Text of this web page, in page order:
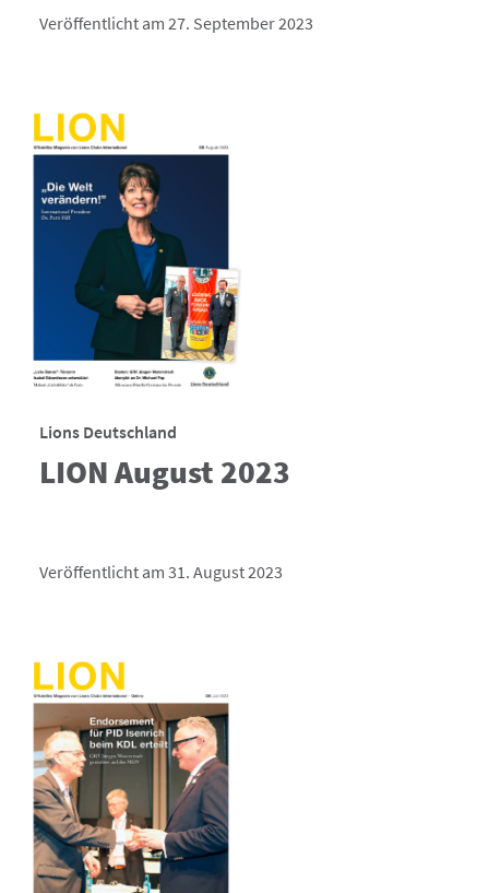
Veröffentlicht am 27. September 2023
Lions Deutschland
LION August 2023
Veröffentlicht am 31. August 2023